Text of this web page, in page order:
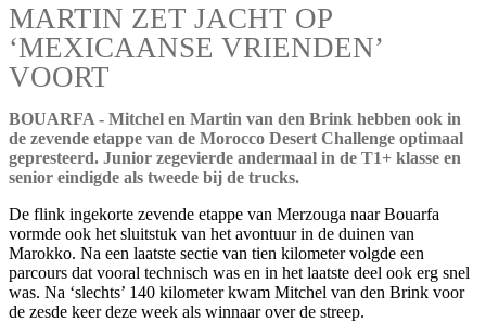
MARTIN ZET JACHT OP
‘MEXICAANSE VRIENDEN’
VOORT
BOUARFA - Mitchel en Martin van den Brink hebben ook in
de zevende etappe van de Morocco Desert Challenge optimaal
gepresteerd. Junior zegevierde andermaal in de T1+ klasse en
senior eindigde als tweede bij de trucks.
De flink ingekorte zevende etappe van Merzouga naar Bouarfa
vormde ook het sluitstuk van het avontuur in de duinen van
Marokko. Na een laatste sectie van tien kilometer volgde een
parcours dat vooral technisch was en in het laatste deel ook erg snel
was. Na ‘slechts’ 140 kilometer kwam Mitchel van den Brink voor
de zesde keer deze week als winnaar over de streep.